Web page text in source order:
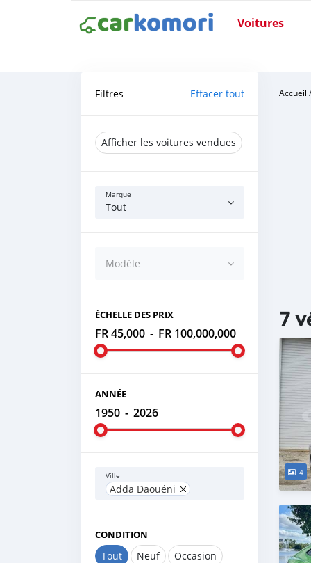
Voitures
Filtres Effacer tout
Afficher les voitures vendues
Marque
Tout
Modèle
ÉCHELLE DES PRIX
FR 45,000 - FR 100,000,000
ANNÉE
1950 - 2026
Ville
Adda Daouéni
CONDITION
Tout Neuf Occasion
Accueil
7
4